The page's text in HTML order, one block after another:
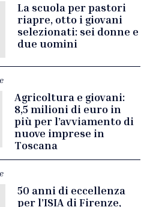
La scuola per pastori
riapre, otto i giovani
selezionati: sei donne e
due uomini
Agricoltura e giovani:
8,5 milioni di euro in
più per l’avviamento di
nuove imprese in
Toscana
50 anni di eccellenza
per l’ISIA di Firenze,